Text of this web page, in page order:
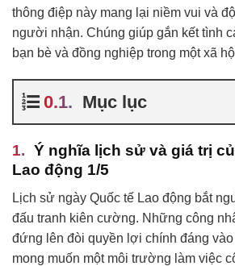
thông điệp này mang lại niềm vui và
người nhận. Chúng giúp gắn kết tình
bạn bè và đồng nghiệp trong một xã
Mục lục
Ý nghĩa lịch sử và giá trị
Lao động 1/5
Lịch sử ngày Quốc tế Lao động bắt
đấu tranh kiên cường. Những công
đứng lên đòi quyền lợi chính đáng
mong muốn một môi trường làm việc